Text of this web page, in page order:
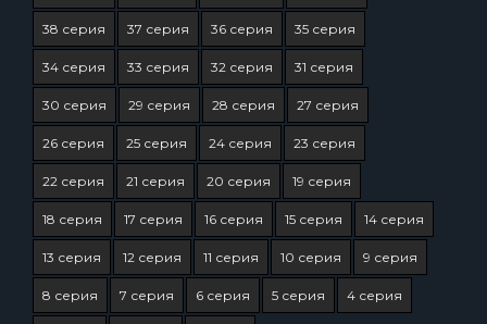
38 серия 37 серия 36 серия 35 серия
34 серия 33 серия 32 серия 31 серия
30 серия 29 серия 28 серия 27 серия
26 серия 25 серия 24 серия 23 серия
22 серия 21 серия 20 серия 19 серия
18 серия 17 серия 16 серия 15 серия 14 серия
13 серия 12 серия 11 серия 10 серия 9 серия
8 серия 7 серия 6 серия 5 серия 4 серия